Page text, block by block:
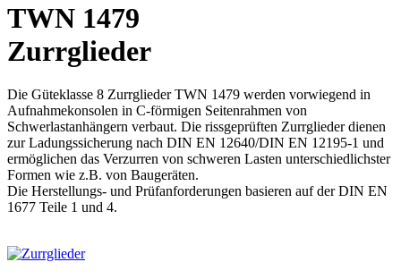
TWN 1479
Zurrglieder
Die Güteklasse 8 Zurrglieder TWN 1479 werden vorwiegend in
Aufnahmekonsolen in C-förmigen Seitenrahmen von
Schwerlastanhängern verbaut. Die rissgeprüften Zurrglieder dienen
zur Ladungssicherung nach DIN EN 12640/DIN EN 12195-1 und
ermöglichen das Verzurren von schweren Lasten unterschiedlichster
Formen wie z.B. von Baugeräten.
Die Herstellungs- und Prüfanforderungen basieren auf der DIN EN
1677 Teile 1 und 4.